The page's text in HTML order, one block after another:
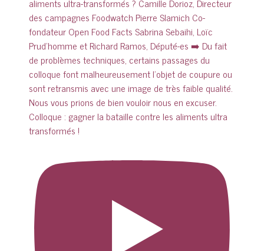
Colloque : gagner la bataille contre les aliments ultra
transformés !